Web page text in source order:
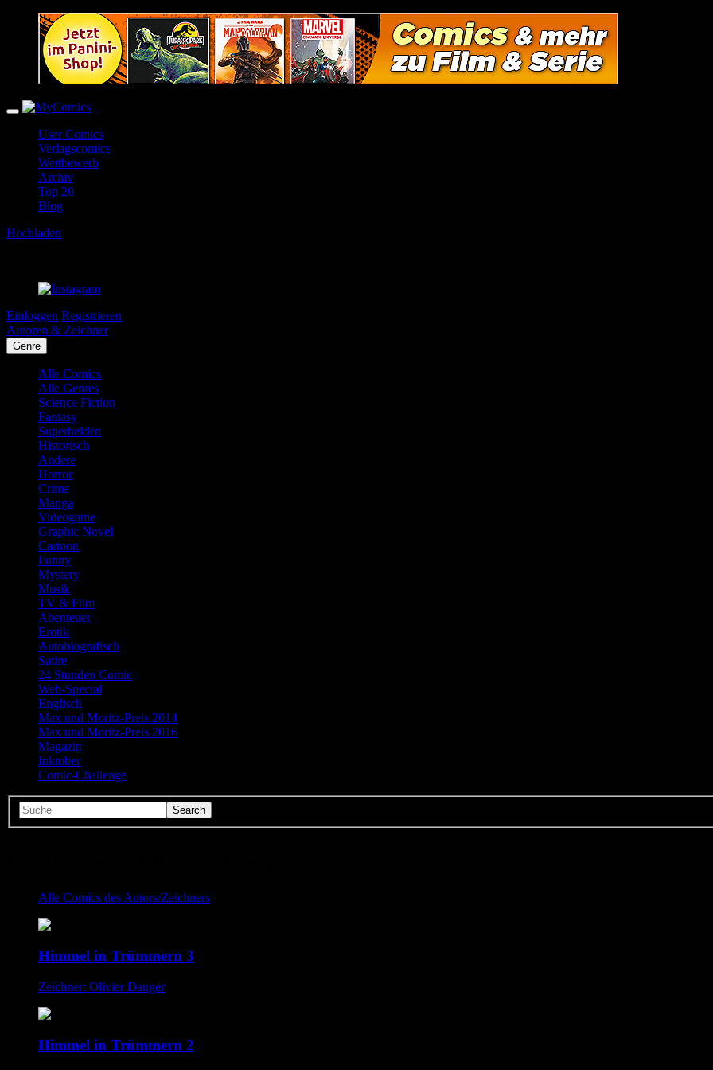
User Comics
Verlagscomics
Wettbewerb
Archiv
Top 20
Blog
Hochladen
Einloggen Registrieren
Autoren & Zeichner
Genre
Alle Comics
Alle Genres
Science Fiction
Fantasy
Superhelden
Historisch
Andere
Horror
Crime
Manga
Videogame
Graphic Novel
Cartoon
Funny
Mystery
Musik
TV & Film
Abenteuer
Erotik
Autobiografisch
Satire
24 Stunden Comic
Web-Special
Englisch
Max und Moritz-Preis 2014
Max und Moritz-Preis 2016
Magazin
Inktober
Comic-Challenge
Alle Comics des Autors/Zeichners
Himmel in Trümmern 3
Zeichner: Olivier Dauger
Himmel in Trümmern 2